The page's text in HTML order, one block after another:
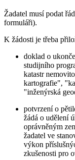
Žadatel musí podat
formuláři).
K žádosti je třeba
doklad o
studijního
katastr
kartografie",
"inženýrská
potvrzení o
žádá o udělení
oprávněným
žadatel ve
výkon
zkušenosti pro